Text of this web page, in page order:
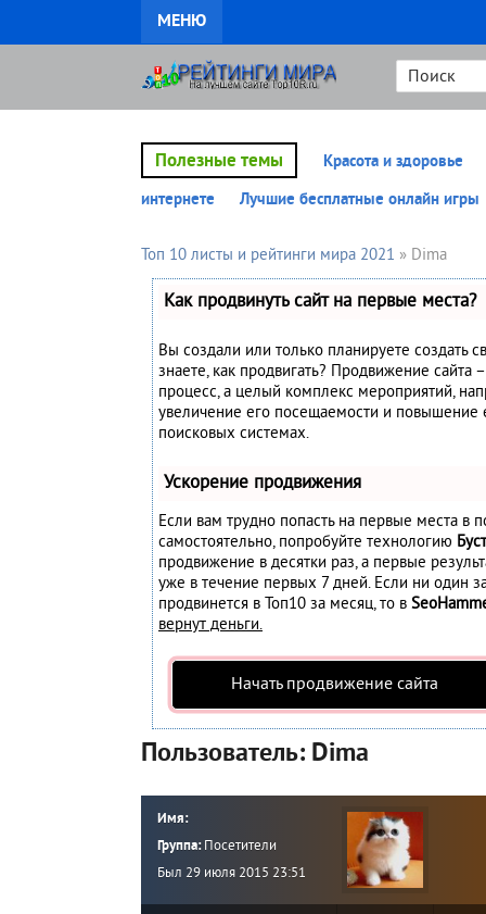
МЕНЮ
Полезные темы
Красота и здоровье
интернете
Лучшие бесплатные онлайн игры
Топ 10 листы и рейтинги мира 2021 » Dima
Как продвинуть сайт на первые места?
Вы создали или только планируете создать
знаете, как продвигать? Продвижение сайта
процесс, а целый комплекс мероприятий,
увеличение его посещаемости и повышение
поисковых системах.
Ускорение продвижения
Если вам трудно попасть на первые места в
самостоятельно, попробуйте технологию Буст
продвижение в десятки раз, а первые
уже в течение первых 7 дней. Если ни один
продвинется в Топ10 за месяц, то в
вернут деньги.
Начать продвижение сайта
Пользователь: Dima
Имя:
Группа:Посетители
Был 29 июля 2015 23:51